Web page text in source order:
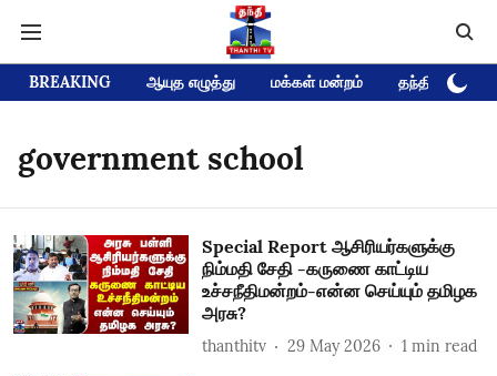
BREAKING ஆயுத எழுத்து மக்கள் மன்றம் தந்தி டிவி
government school
Special Report ஆசிரியர்களுக்கு
நிம்மதி சேதி -கருணை காட்டிய
உச்சநீதிமன்றம்-என்ன செய்யும் தமிழக
அரசு?
thanthitv 29 May 2026 1 min read